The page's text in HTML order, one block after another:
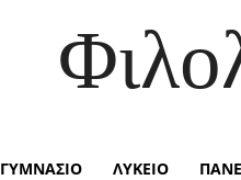
ΓΥΜΝΑΣΙΟ ΛΥΚΕΙΟ